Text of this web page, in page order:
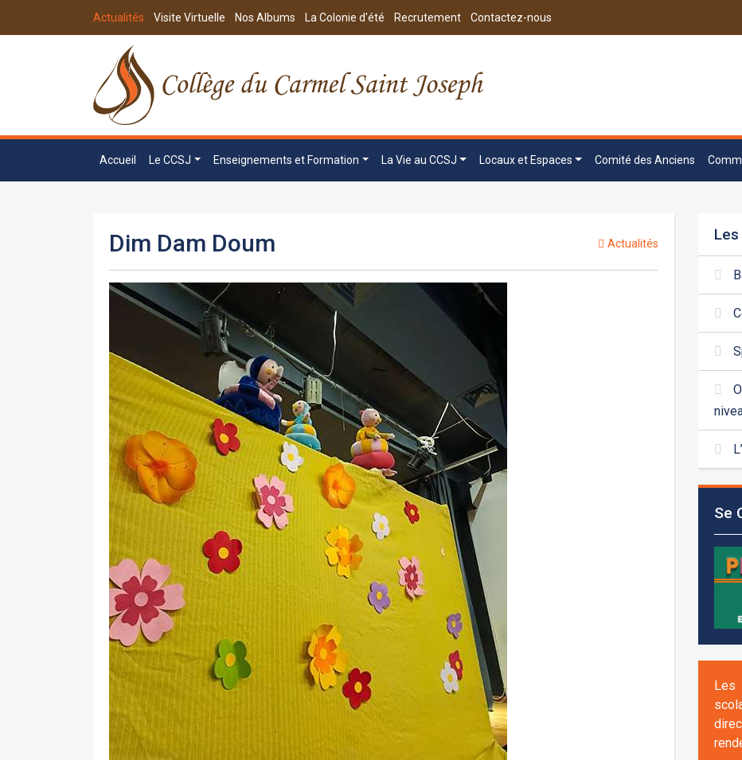
Actualités Visite Virtuelle Nos Albums La Colonie d'été Recrutement Contactez-nous
Accueil Le CCSJ Enseignements et Formation La Vie au CCSJ Locaux et Espaces Comité des Anciens
Dim Dam Doum Actualités
Se
Les